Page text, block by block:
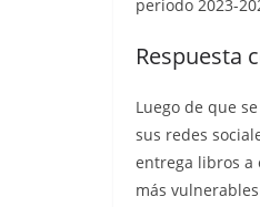
periodo 2023-
Respuesta
Luego de que
sus redes
entrega libros a
más